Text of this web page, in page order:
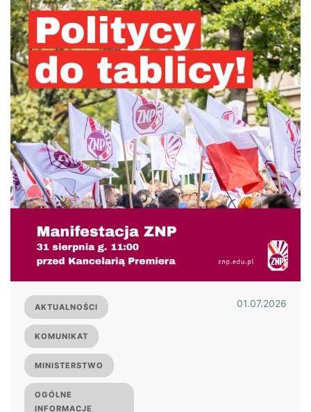
AKTUALNOŚCI
KOMUNIKAT
MINISTERSTWO
OGÓLNE
INFORMACJE
01.07.2026